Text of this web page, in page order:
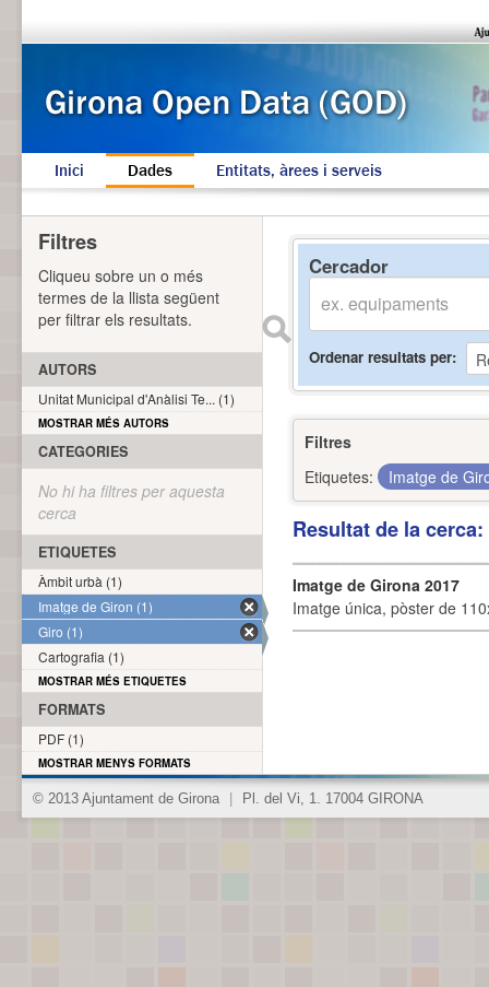
Inici Dades Entitats, àrees i serveis
Cercador
Ordenar resultats per
Filtres
Etiquetes:
Imatge de
Resultat de la
Imatge de Girona 2017
Imatge única, pòster de
Filtres
Cliqueu sobre un o més
termes de la llista següent
per filtrar els resultats.
AUTORS
Unitat Municipal d'Anàlisi Te... (1)
MOSTRAR MÉS AUTORS
CATEGORIES
No hi ha filtres per aquesta
cerca
ETIQUETES
Àmbit urbà (1)
Imatge de Giron (1)
Giro (1)
Cartografia (1)
MOSTRAR MÉS ETIQUETES
FORMATS
PDF (1)
MOSTRAR MENYS FORMATS
© 2013 Ajuntament de Girona Pl. del Vi, 1. 17004 GIRONA